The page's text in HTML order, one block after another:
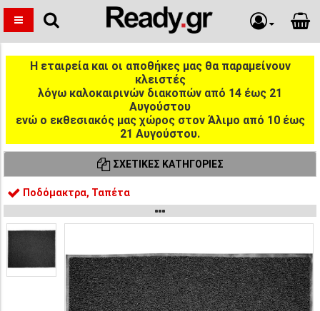
Η εταιρεία και οι αποθήκες μας θα παραμείνουν
κλειστές
λόγω καλοκαιρινών διακοπών από 14 έως 21
Αυγούστου
ενώ ο εκθεσιακός μας χώρος στον Άλιμο από 10 έως
21 Αυγούστου.
ΣΧΕΤΙΚΈΣ ΚΑΤΗΓΟΡΊΕΣ
Ποδόμακτρα, Ταπέτα